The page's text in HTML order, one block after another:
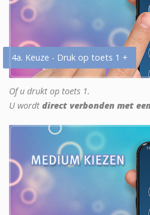
4a. Keuze - Druk op toets 1 +
Of u drukt op toets 1.
U wordt direct verbonden met